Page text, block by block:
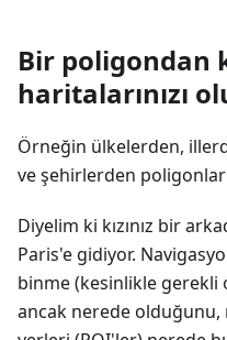
Bir poligondan
haritalarınızı
Örneğin ülkelerden,
ve şehirlerden
Diyelim ki kızınız bir
Paris'e gidiyor.
binme (kesinlikle gerekli
ancak nerede olduğunu,